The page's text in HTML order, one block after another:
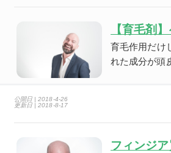
【育毛剤
育毛作用だけ
れた成分が頭
公開日 |2018-4-26
更新日 |2018-8-17
フィンジ